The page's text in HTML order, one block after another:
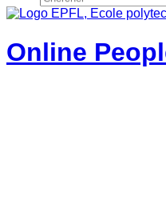
Online